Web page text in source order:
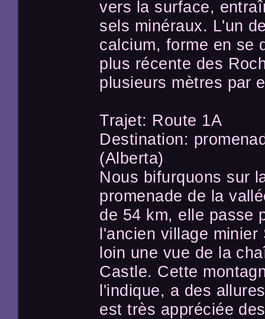
vers la surface,
sels minéraux. L'un
calcium, forme en se
plus récente des
plusieurs mètres par
Trajet: Route 1A
Destination:
(Alberta)
Nous bifurquons sur
promenade de la
de 54 km, elle passe
l'ancien village
loin une vue de la
Castle. Cette
l'indique, a des
est très appréciée